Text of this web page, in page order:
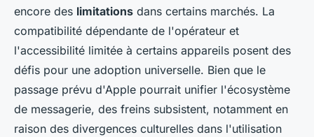
encore des limitations dans certains marchés. La
compatibilité dépendante de l'opérateur et
l'accessibilité limitée à certains appareils posent des
défis pour une adoption universelle. Bien que le
passage prévu d'Apple pourrait unifier l'écosystème
de messagerie, des freins subsistent, notamment en
raison des divergences culturelles dans l'utilisation